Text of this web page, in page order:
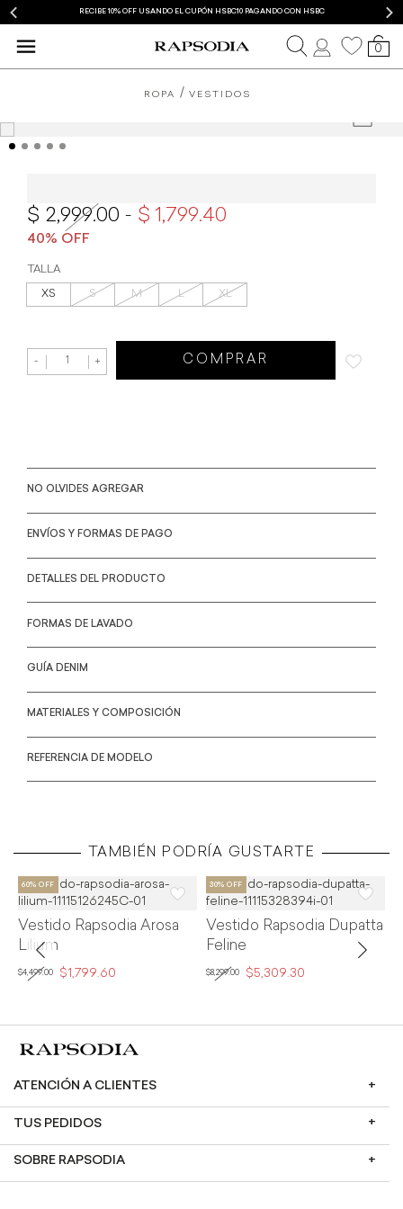
RECIBE 10% OFF USANDO EL CUPÓN HSBC10 PAGANDO CON HSBC
0
ROPA VESTIDOS
2,999.00 1,799.40
TALLA
XS S M L XL
+
- COMPRAR
NO OLVIDES AGREGAR
ENVÍOS Y FORMAS DE PAGO
DETALLES DEL PRODUCTO
FORMAS DE LAVADO
GUÍA DENIM
MATERIALES Y COMPOSICIÓN
REFERENCIA DE MODELO
TAMBIÉN PODRÍA GUSTARTE
Vestido Rapsodia Arosa
Lilium
$4,499.00 $1,799.60
Vestido Rapsodia Dupatta
Feline
$8,299.00 $5,309.30
ATENCIÓN A CLIENTES
TUS PEDIDOS
SOBRE RAPSODIA